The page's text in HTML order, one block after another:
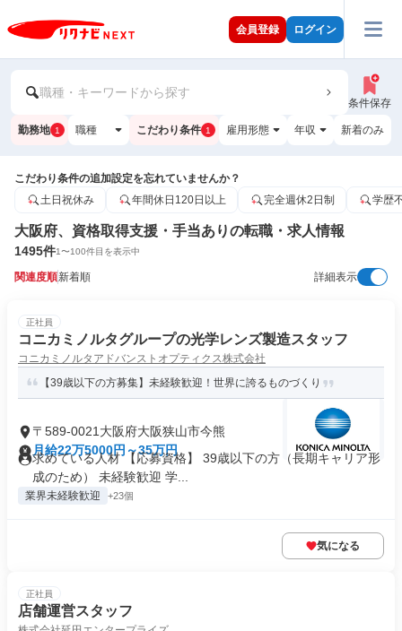
会員登録 ログイン
職種・キーワードから探す
条件保存
勤務地 1 職種 こだわり条件 1 雇用形態 年収 新着のみ
こだわり条件の追加設定を忘れていませんか？
土日祝休み
年間休日120日以上 完全週休2日制 学歴
大阪府、資格取得支援・手当ありの転職・求人情報
1495件1〜100件目を表示中
関連度順新着順 詳細表示
正社員
コニカミノルタグループの光学レンズ製造スタッフ
コニカミノルタアドバンストオプティクス株式会社
【39歳以下の方募集】未経験歓迎！世界に誇るものづくり
〒589-0021大阪府大阪狭山市今熊
月給22万5000円～35万円
求めている人材 【応募資格】 39歳以下の方（長期キャリア形
成のため） 未経験歓迎 学...
業界未経験歓迎 +23個
気になる
正社員
店舗運営スタッフ